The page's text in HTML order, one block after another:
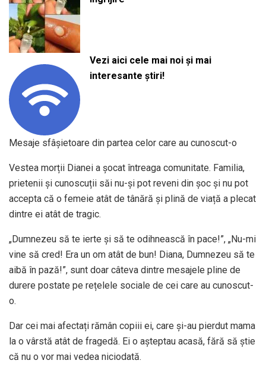
Vezi aici cele mai noi și mai
interesante știri!
Mesaje sfâșietoare din partea celor care au cunoscut-o
Vestea morții Dianei a șocat întreaga comunitate. Familia,
prietenii și cunoscuții săi nu-și pot reveni din șoc și nu pot
accepta că o femeie atât de tânără și plină de viață a plecat
dintre ei atât de tragic.
„Dumnezeu să te ierte și să te odihnească în pace!”, „Nu-mi
vine să cred! Era un om atât de bun! Diana, Dumnezeu să te
aibă în pază!”, sunt doar câteva dintre mesajele pline de
durere postate pe rețelele sociale de cei care au cunoscut-
o.
Dar cei mai afectați rămân copiii ei, care și-au pierdut mama
la o vârstă atât de fragedă. Ei o așteptau acasă, fără să știe
că nu o vor mai vedea niciodată.